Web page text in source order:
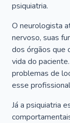
psiquiatria.
O neurologista
nervoso, suas
dos órgãos que
vida do
problemas de
esse
Já a psiquiatria